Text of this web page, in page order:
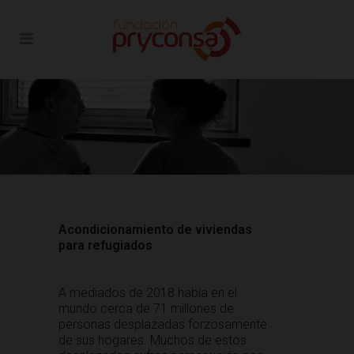
Acondicionamiento de viviendas
para refugiados
A mediados de 2018 había en el
mundo cerca de 71 millones de
personas desplazadas forzosamente
de sus hogares. Muchos de estos